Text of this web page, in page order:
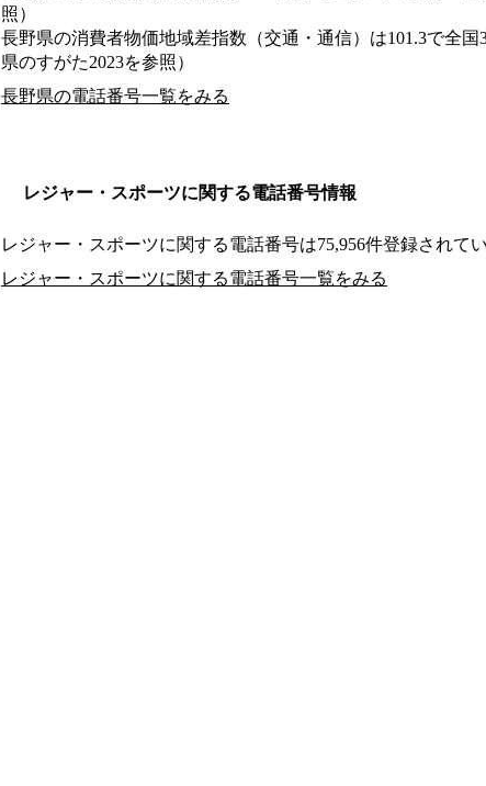
照）
長野県の消費者物価地域差指数（交通・通信）は101.3で全
県のすがた2023を参照）
長野県の電話番号一覧をみる
レジャー・スポーツに関する電話番号情報
レジャー・スポーツに関する電話番号は75,956件登録されてい
レジャー・スポーツに関する電話番号一覧をみる